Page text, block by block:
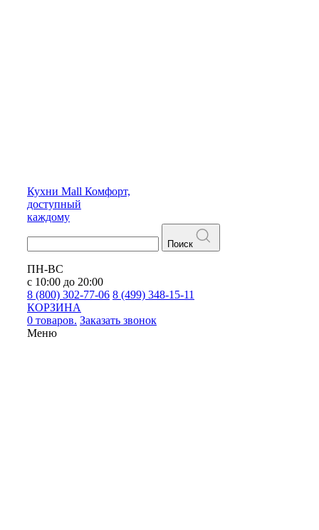
Кухни Mall Комфорт,
доступный
каждому
Поиск
ПН-ВС
с 10:00 до 20:00
8 (800) 302-77-06 8 (499) 348-15-11
КОРЗИНА
0 товаров. Заказать звонок
Меню